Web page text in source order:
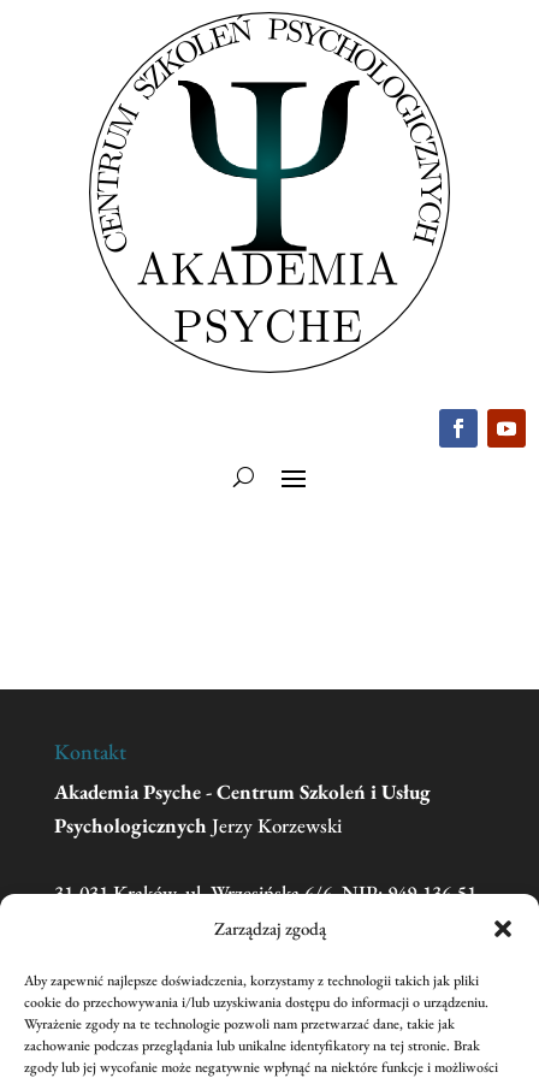
Zarządzaj zgodą
Aby zapewnić najlepsze doświadczenia, korzystamy z technologii takich jak pliki
cookie do przechowywania i/lub uzyskiwania dostępu do informacji o urządzeniu.
Wyrażenie zgody na te technologie pozwoli nam przetwarzać dane, takie jak
zachowanie podczas przeglądania lub unikalne identyfikatory na tej stronie. Brak
zgody lub jej wycofanie może negatywnie wpłynąć na niektóre funkcje i możliwości
Kontakt
Akademia Psyche - Centrum Szkoleń i Usług
Psychologicznych Jerzy Korzewski
31-031 Kraków, ul. Wrzesińska 6/6, NIP: 949-136-51-
Telefon:606 681 595(w sprawie zgłoszeń na
szkolenia prosimy o kontakt mailowy)
Email:academiapsyche@wp.pl